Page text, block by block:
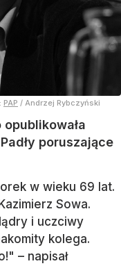
PAP / Andrzej Rybczyński
poruszające
w wieku 69 lat.
Sowa.
i uczciwy
kolega.
– napisał